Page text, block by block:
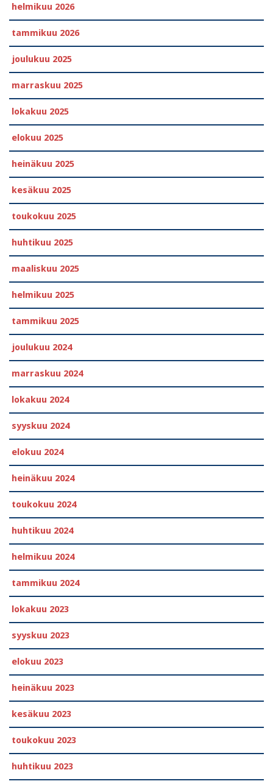
helmikuu 2026
tammikuu 2026
joulukuu 2025
marraskuu 2025
lokakuu 2025
elokuu 2025
heinäkuu 2025
kesäkuu 2025
toukokuu 2025
huhtikuu 2025
maaliskuu 2025
helmikuu 2025
tammikuu 2025
joulukuu 2024
marraskuu 2024
lokakuu 2024
syyskuu 2024
elokuu 2024
heinäkuu 2024
toukokuu 2024
huhtikuu 2024
helmikuu 2024
tammikuu 2024
lokakuu 2023
syyskuu 2023
elokuu 2023
heinäkuu 2023
kesäkuu 2023
toukokuu 2023
huhtikuu 2023